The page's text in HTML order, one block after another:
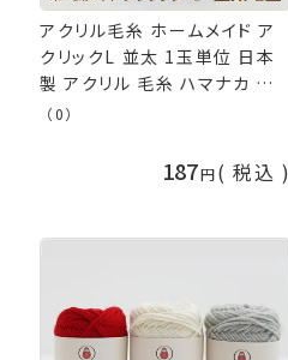
アクリル毛糸 ホームメイド ア
クリックL 並太 1玉単位 日本
製 アクリル 毛糸 ハマナカ 手
芸の山久
（0）
187 税込